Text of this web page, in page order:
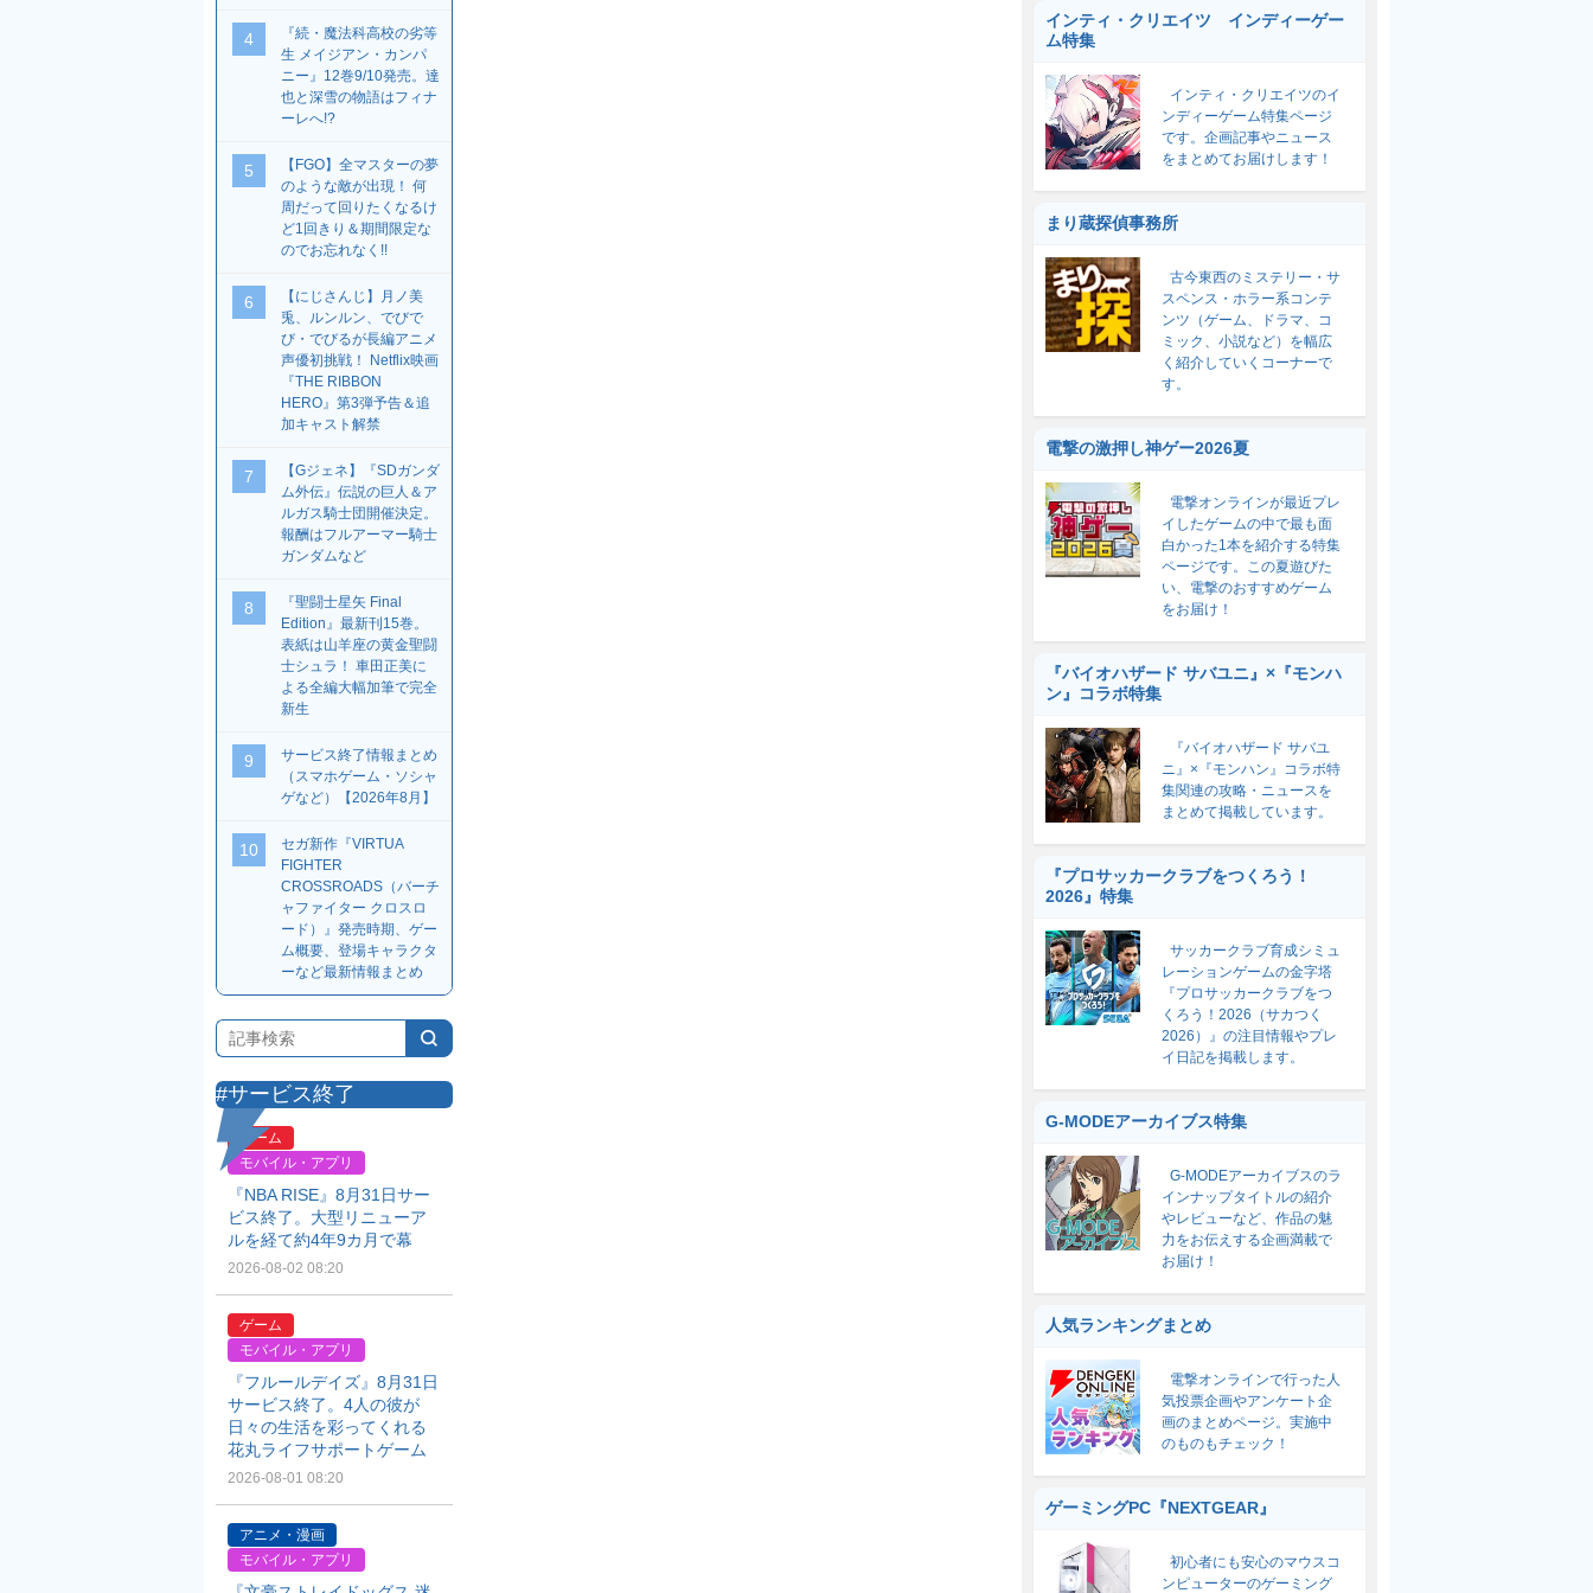
4
『続・魔法科高校の劣等
生 メイジアン・カンパ
ニー』12巻9/10発売。達
也と深雪の物語はフィナ
ーレへ!?
5
【FGO】全マスターの夢
のような敵が出現！ 何
周だって回りたくなるけ
ど1回きり＆期間限定な
のでお忘れなく!!
6
【にじさんじ】月ノ美
兎、ルンルン、でびで
び・でびるが長編アニメ
声優初挑戦！ Netflix映画
『THE RIBBON
HERO』第3弾予告＆追
加キャスト解禁
7
【Gジェネ】『SDガンダ
ム外伝』伝説の巨人＆ア
ルガス騎士団開催決定。
報酬はフルアーマー騎士
ガンダムなど
8
『聖闘士星矢 Final
Edition』最新刊15巻。
表紙は山羊座の黄金聖闘
士シュラ！ 車田正美に
よる全編大幅加筆で完全
新生
9
サービス終了情報まとめ
（スマホゲーム・ソシャ
ゲなど）【2026年8月】
10
セガ新作『VIRTUA
FIGHTER
CROSSROADS（バーチ
ャファイター クロスロ
ード）』発売時期、ゲー
ム概要、登場キャラクタ
ーなど最新情報まとめ
#サービス終了
ゲーム
モバイル・アプリ
『NBA RISE』8月31日サー
ビス終了。大型リニューア
ルを経て約4年9カ月で幕
2026-08-02 08:20
ゲーム
モバイル・アプリ
『フルールデイズ』8月31日
サービス終了。4人の彼が
日々の生活を彩ってくれる
花丸ライフサポートゲーム
2026-08-01 08:20
アニメ・漫画
モバイル・アプリ
インティ・クリエイツ インディーゲー
ム特集
インティ・クリエイツのイ
ンディーゲーム特集ページ
です。企画記事やニュース
をまとめてお届けします！
まり蔵探偵事務所
古今東西のミステリー・サ
スペンス・ホラー系コンテ
ンツ（ゲーム、ドラマ、コ
ミック、小説など）を幅広
く紹介していくコーナーで
す。
電撃の激押し神ゲー2026夏
電撃オンラインが最近プレ
イしたゲームの中で最も面
白かった1本を紹介する特集
ページです。この夏遊びた
い、電撃のおすすめゲーム
をお届け！
『バイオハザード サバユニ』×『モンハ
ン』コラボ特集
『バイオハザード サバユ
ニ』×『モンハン』コラボ特
集関連の攻略・ニュースを
まとめて掲載しています。
『プロサッカークラブをつくろう！
2026』特集
サッカークラブ育成シミュ
レーションゲームの金字塔
『プロサッカークラブをつ
くろう！2026（サカつく
2026）』の注目情報やプレ
イ日記を掲載します。
G-MODEアーカイブス特集
G-MODEアーカイブスのラ
インナップタイトルの紹介
やレビューなど、作品の魅
力をお伝えする企画満載で
お届け！
人気ランキングまとめ
電撃オンラインで行った人
気投票企画やアンケート企
画のまとめページ。実施中
のものもチェック！
ゲーミングPC『NEXTGEAR』
初心者にも安心のマウスコ
ンピューターのゲーミング